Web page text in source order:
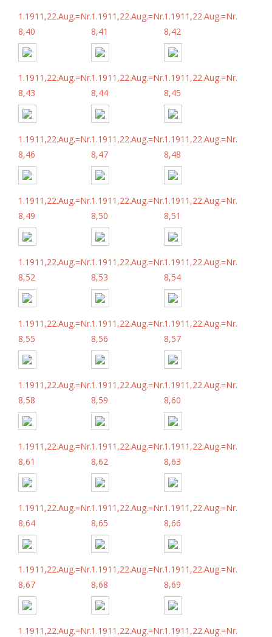
1.1911,22.Aug.=Nr.
8,40
1.1911,22.Aug.=Nr.
8,41
1.1911,22.Aug.=Nr.
8,42
1.1911,22.Aug.=Nr.
8,43
1.1911,22.Aug.=Nr.
8,44
1.1911,22.Aug.=Nr.
8,45
1.1911,22.Aug.=Nr.
8,46
1.1911,22.Aug.=Nr.
8,47
1.1911,22.Aug.=Nr.
8,48
1.1911,22.Aug.=Nr.
8,49
1.1911,22.Aug.=Nr.
8,50
1.1911,22.Aug.=Nr.
8,51
1.1911,22.Aug.=Nr.
8,52
1.1911,22.Aug.=Nr.
8,53
1.1911,22.Aug.=Nr.
8,54
1.1911,22.Aug.=Nr.
8,55
1.1911,22.Aug.=Nr.
8,56
1.1911,22.Aug.=Nr.
8,57
1.1911,22.Aug.=Nr.
8,58
1.1911,22.Aug.=Nr.
8,59
1.1911,22.Aug.=Nr.
8,60
1.1911,22.Aug.=Nr.
8,61
1.1911,22.Aug.=Nr.
8,62
1.1911,22.Aug.=Nr.
8,63
1.1911,22.Aug.=Nr.
8,64
1.1911,22.Aug.=Nr.
8,65
1.1911,22.Aug.=Nr.
8,66
1.1911,22.Aug.=Nr.
8,67
1.1911,22.Aug.=Nr.
8,68
1.1911,22.Aug.=Nr.
8,69
1.1911,22.Aug.=Nr.1.1911,22.Aug.=Nr.1.1911,22.Aug.=Nr.